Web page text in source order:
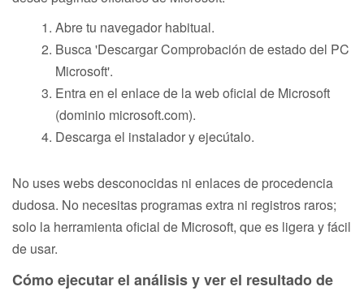
Abre tu navegador habitual.
Busca 'Descargar Comprobación de estado del PC
Microsoft'.
Entra en el enlace de la web oficial de Microsoft
(dominio microsoft.com).
Descarga el instalador y ejecútalo.
No uses webs desconocidas ni enlaces de procedencia
dudosa. No necesitas programas extra ni registros raros;
solo la herramienta oficial de Microsoft, que es ligera y fácil
de usar.
Cómo ejecutar el análisis y ver el resultado de